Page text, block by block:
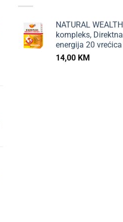
NATURAL
kompleks, Direktna
energija 20 vrećica
14,00 KM